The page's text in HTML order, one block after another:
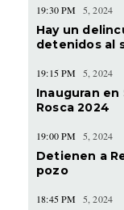
19:30 PM 5, 2024
Hay un
detenidos al
19:15 PM 5, 2024
Inauguran en
Rosca 2024
19:00 PM 5, 2024
Detienen a
pozo
18:45 PM 5, 2024